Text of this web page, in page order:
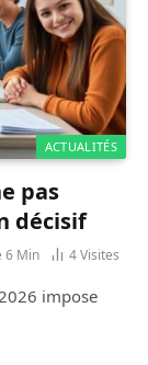
ACTUALITÉS
pas
décisif
6 Min 4Visites
impose